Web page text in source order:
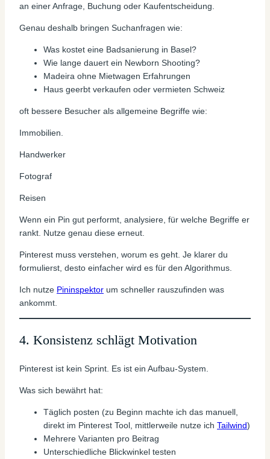
an einer Anfrage, Buchung oder Kaufentscheidung.
Genau deshalb bringen Suchanfragen wie:
Was kostet eine Badsanierung in Basel?
Wie lange dauert ein Newborn Shooting?
Madeira ohne Mietwagen Erfahrungen
Haus geerbt verkaufen oder vermieten Schweiz
oft bessere Besucher als allgemeine Begriffe wie:
Immobilien.
Handwerker
Fotograf
Reisen
Wenn ein Pin gut performt, analysiere, für welche Begriffe er
rankt. Nutze genau diese erneut.
Pinterest muss verstehen, worum es geht. Je klarer du
formulierst, desto einfacher wird es für den Algorithmus.
Ich nutze Pininspektor um schneller rauszufinden was
ankommt.
4. Konsistenz schlägt Motivation
Pinterest ist kein Sprint. Es ist ein Aufbau-System.
Was sich bewährt hat:
Täglich posten (zu Beginn machte ich das manuell,
direkt im Pinterest Tool, mittlerweile nutze ich Tailwind)
Mehrere Varianten pro Beitrag
Unterschiedliche Blickwinkel testen